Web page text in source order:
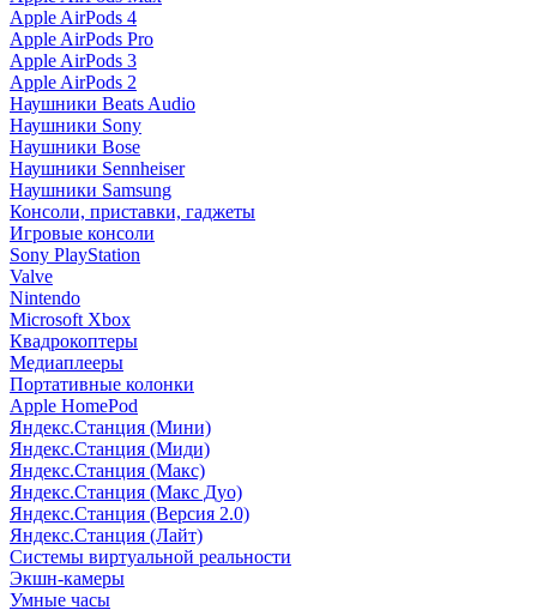
Apple AirPods 4
Apple AirPods Pro
Apple AirPods 3
Apple AirPods 2
Наушники Beats Audio
Наушники Sony
Наушники Bose
Наушники Sennheiser
Наушники Samsung
Консоли, приставки, гаджеты
Игровые консоли
Sony PlayStation
Valve
Nintendo
Microsoft Xbox
Квадрокоптеры
Медиаплееры
Портативные колонки
Apple HomePod
Яндекс.Станция (Мини)
Яндекс.Станция (Миди)
Яндекс.Станция (Макс)
Яндекс.Станция (Макс Дуо)
Яндекс.Станция (Версия 2.0)
Яндекс.Станция (Лайт)
Системы виртуальной реальности
Экшн-камеры
Умные часы